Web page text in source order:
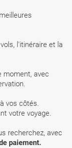
l'itinéraire et la
moment, avec
vos côtés.
votre voyage.
recherchez, avec
paiement.